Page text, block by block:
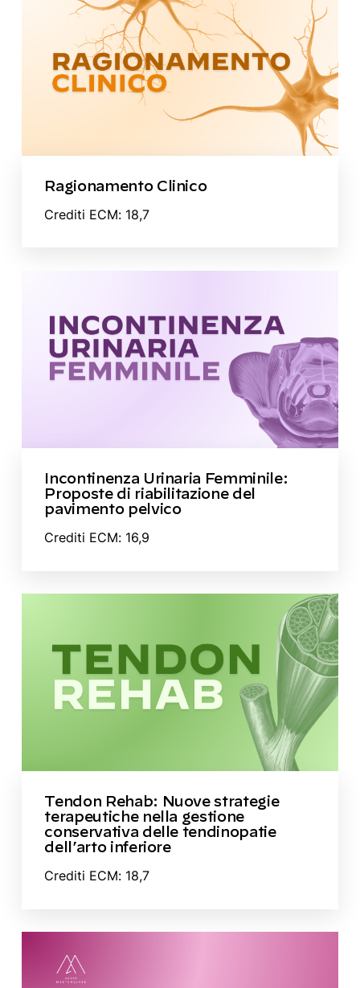
Ragionamento Clinico
Crediti ECM: 18,7
Incontinenza Urinaria Femminile:
Proposte di riabilitazione del
pavimento pelvico
Crediti ECM: 16,9
Tendon Rehab: Nuove strategie
terapeutiche nella gestione
conservativa delle tendinopatie
dell’arto inferiore
Crediti ECM: 18,7